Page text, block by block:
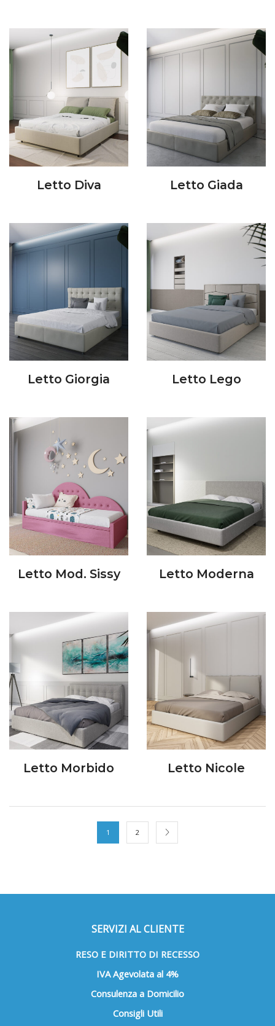
Letto Diva Letto Giada
Letto Giorgia Letto Lego
Letto Mod. Sissy Letto Moderna
Letto Morbido Letto Nicole
1 2
SERVIZI AL CLIENTE
RESO E DIRITTO DI RECESSO
IVA Agevolata al 4%
Consulenza a Domicilio
Consigli Utili